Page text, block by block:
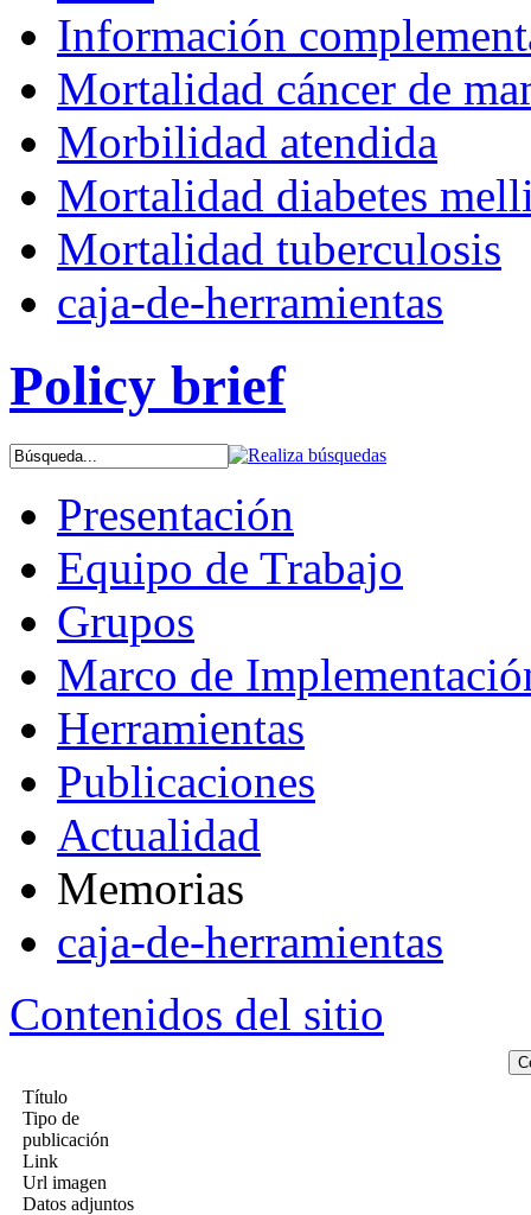
Información
Mortalidad cáncer de
Morbilidad atendida
Mortalidad diabetes
Mortalidad tuberculosis
caja-de-herramientas
Policy brief
Presentación
Equipo de Trabajo
Grupos
Marco de
Herramientas
Publicaciones
Actualidad
Memorias
caja-de-herramientas
Contenidos del sitio
Título
Tipo de
publicación
Link
Url imagen
Datos adjuntos